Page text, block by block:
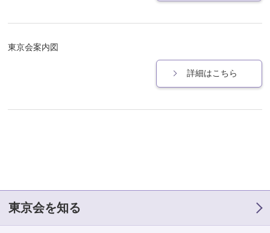
東京会案内図
詳細はこちら
東京会を知る